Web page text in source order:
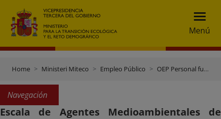
Menú
Home Ministeri Miteco Empleo Público OEP Personal funcionario
Navegación
Escala de Agentes Medioambientales de